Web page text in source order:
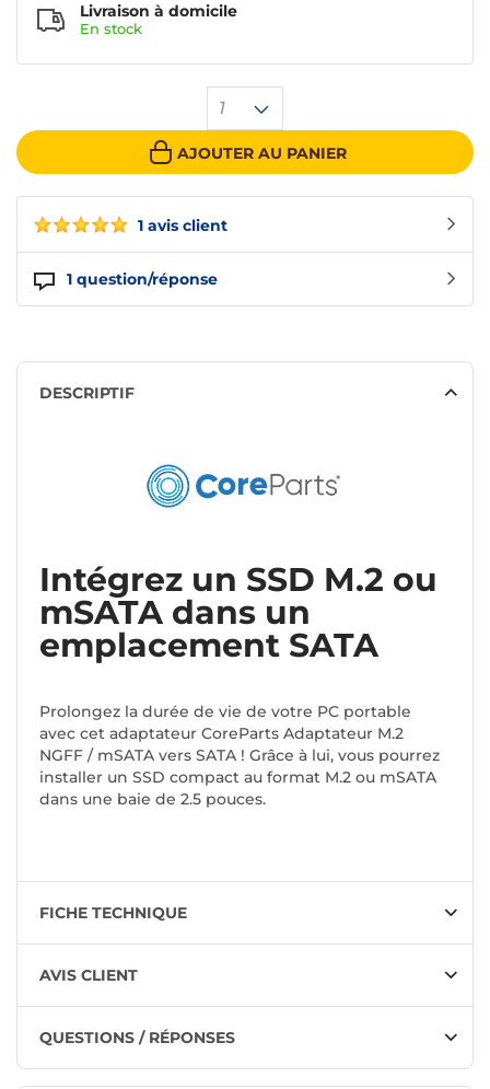
1 avis client
1 question/réponse
1
AJOUTER AU PANIER
Livraison à domicile
En stock
DESCRIPTIF
Intégrez un SSD M.2 ou
mSATA dans un
emplacement SATA
Prolongez la durée de vie de votre PC portable
avec cet adaptateur CoreParts Adaptateur M.2
NGFF / mSATA vers SATA ! Grâce à lui, vous pourrez
installer un SSD compact au format M.2 ou mSATA
dans une baie de 2.5 pouces.
FICHE TECHNIQUE
AVIS CLIENT
QUESTIONS / RÉPONSES